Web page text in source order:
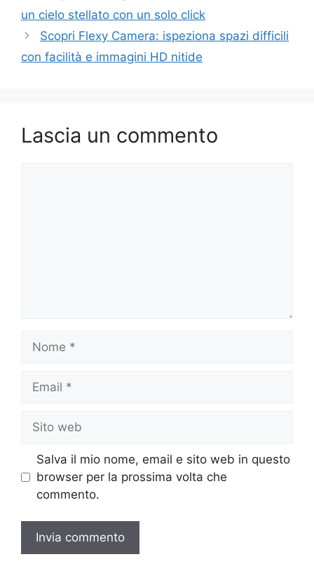
un cielo stellato con un solo click
Scopri Flexy Camera: ispeziona spazi difficili
con facilità e immagini HD nitide
Lascia un commento
web
Salva il mio nome, email e sito web in questo
browser per la prossima volta che
commento.